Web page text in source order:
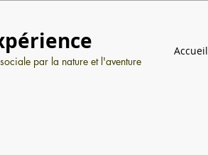
par la nature et l'aventure
Accueil